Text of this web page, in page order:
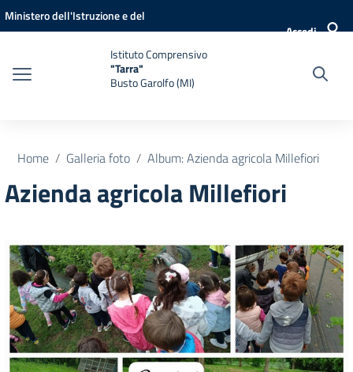
Vai ai contenuti
Vai al menu di navigazione
Vai al footer
Ministero dell'Istruzione e del
Accedi
Istituto Comprensivo
"Tarra"
Busto Garolfo (MI)
Home Galleria foto Album: Azienda agricola Millefiori
Azienda agricola Millefiori